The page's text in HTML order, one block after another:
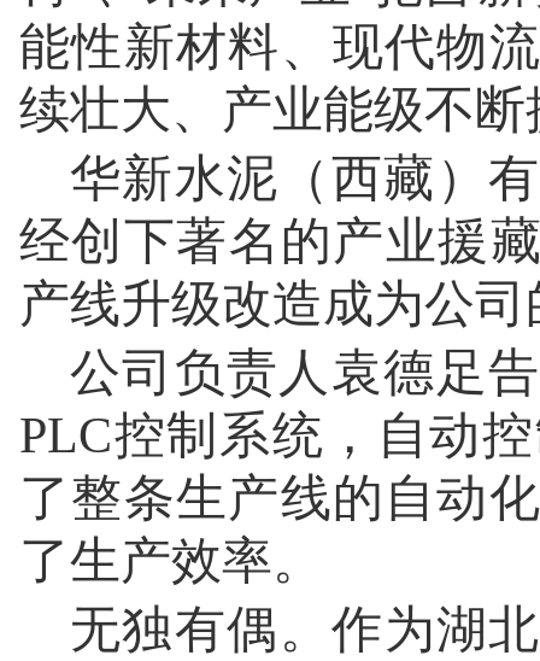
能性新材料、现代物
续壮大、产业能级不
华新水泥（西藏）
经创下著名的产业援
产线升级改造成为公
公司负责人袁德足
PLC控制系统，自动
了整条生产线的自动
了生产效率。
无独有偶。作为湖